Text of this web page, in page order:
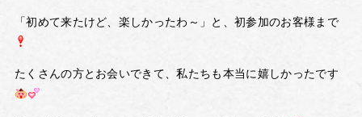
「初めて来たけど、楽しかったわ～」と、初参加のお客様まで
たくさんの方とお会いできて、私たちも本当に嬉しかったです